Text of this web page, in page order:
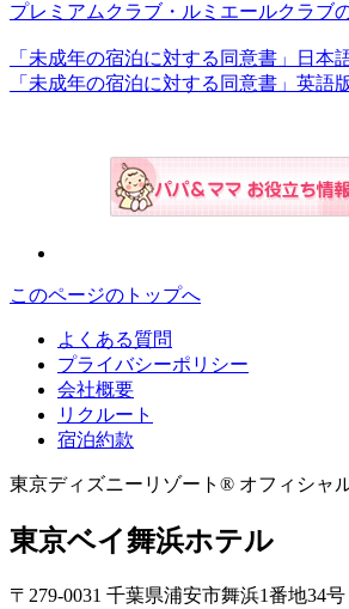
プレミアムクラブ・ルミエールクラブ
「未成年の宿泊に対する同意書」日本
「未成年の宿泊に対する同意書」英語
このページのトップへ
よくある質問
プライバシーポリシー
会社概要
リクルート
宿泊約款
東京ディズニーリゾート® オフィシャ
東京ベイ舞浜ホテル
〒279-0031 千葉県浦安市舞浜1番地34号